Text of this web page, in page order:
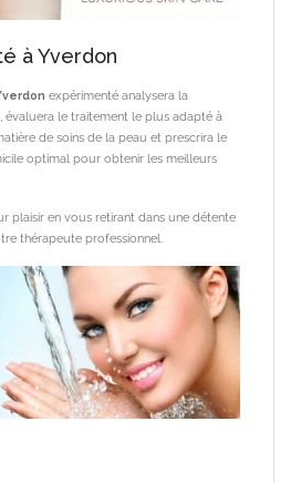
à Yverdon
expérimenté analysera la
évaluera le traitement le plus adapté à
de soins de la peau et prescrira le
optimal pour obtenir les meilleurs
plaisir en vous retirant dans une détente
thérapeute professionnel.